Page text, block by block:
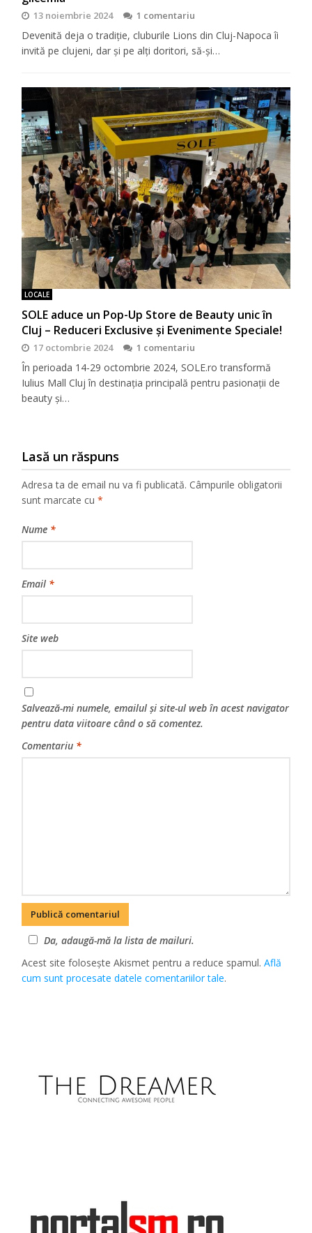
13 noiembrie 2024 1 comentariu
Devenită deja o tradiţie, cluburile Lions din Cluj-Napoca îi
invită pe clujeni, dar şi pe alţi doritori, să-şi…
LOCALE
SOLE aduce un Pop-Up Store de Beauty unic în
Cluj – Reduceri Exclusive și Evenimente Speciale!
17 octombrie 2024 1 comentariu
În perioada 14-29 octombrie 2024, SOLE.ro transformă
Iulius Mall Cluj în destinația principală pentru pasionații de
beauty și…
Lasă un răspuns
Adresa ta de email nu va fi publicată. Câmpurile obligatorii
sunt marcate cu*
Nume *
Email *
Site web
Salvează-mi numele, emailul și site-ul web în acest navigator
pentru data viitoare când o să comentez.
Comentariu *
Da, adaugă-mă la lista de mailuri.
Acest site folosește Akismet pentru a reduce spamul.Află
cum sunt procesate datele comentariilor tale.